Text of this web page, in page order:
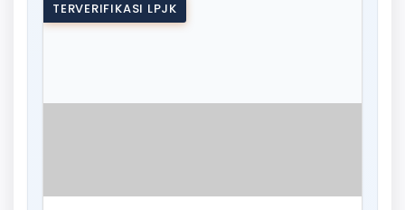
TERVERIFIKASI LPJK